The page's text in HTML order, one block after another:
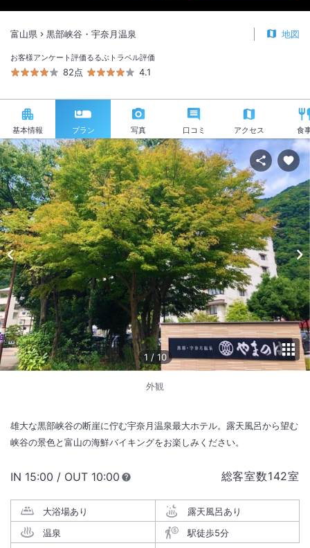
富山県 黒部峡谷・宇奈月温泉 地図
お客様アンケート評価
82点
るるぶトラベル評価
4.1
基本情報 プラン 写真 口コミ アクセス 食
1 / 10
外観
雄大な黒部峡谷の断崖に佇む宇奈月温泉最大ホテル。露天風呂から望む
峡谷の景色と富山の海鮮バイキングをお楽しみください。
総客室数142室
IN チェックイン
15:00 / OUT チェックアウト
10:00
大浴場あり
露天風呂あり
温泉
駅徒歩5分